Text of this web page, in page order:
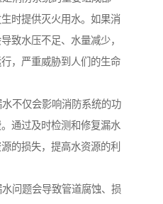
时提供灭火用水。如果消
致水压不足、水量减少，
，严重威胁到人们的生命
不仅会影响消防系统的功
通过及时检测和修复漏水
的损失，提高水资源的利
问题会导致管道腐蚀、损